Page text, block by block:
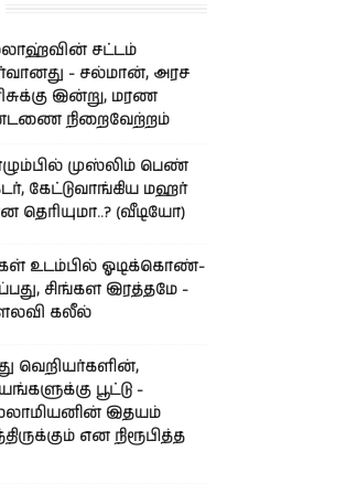
சட்டம்
- சல்மான், அரச
இன்று, மரண
நிறைவேற்றம்
முஸ்லிம் பெண்
கேட்டுவாங்கிய மஹர்
தெரியுமா..? (வீடியோ)
உடம்பில் ஓடிக்­கொண்­
சிங்­கள இரத்­தமே -
கலீல்
வெறியர்களின்,
பூட்டு -
இதயம்
என நிரூபித்த